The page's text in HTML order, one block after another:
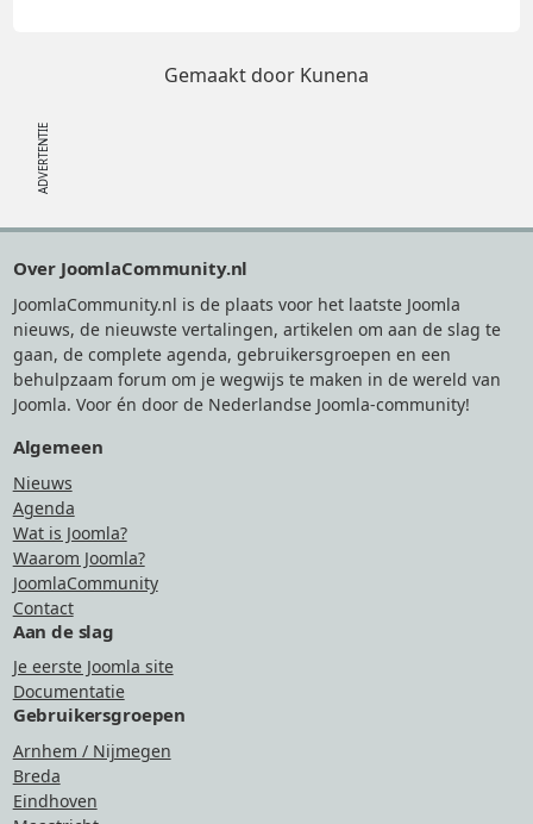
Gemaakt door Kunena
Over JoomlaCommunity.nl
JoomlaCommunity.nl is de plaats voor het laatste Joomla
nieuws, de nieuwste vertalingen, artikelen om aan de slag te
gaan, de complete agenda, gebruikersgroepen en een
behulpzaam forum om je wegwijs te maken in de wereld van
Joomla. Voor én door de Nederlandse Joomla-community!
Algemeen
Nieuws
Agenda
Wat is Joomla?
Waarom Joomla?
JoomlaCommunity
Contact
Aan de slag
Je eerste Joomla site
Documentatie
Gebruikersgroepen
Arnhem / Nijmegen
Breda
Eindhoven